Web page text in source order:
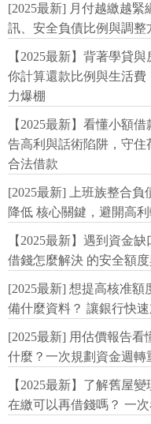
[2025最新] 月付越繳越
訊、安全負債比例與調
【2025最新】背著學貸
你計算還款比例與生活
力爆棚
【2025最新】看懂小額
告高利與話術陷阱，守
合法借款
[2025最新] 上班族整合
降低 核心關鍵，避開高
【2025最新】遇到資金
借錢怎麼解決 的安全額
[2025最新] 想提高核准
備什麼資料？ 讓銀行快
[2025最新] 用估價報告
什麼？一次規劃資金週轉
【2025最新】了解舊屋
在繳可以再借錢嗎？ 一